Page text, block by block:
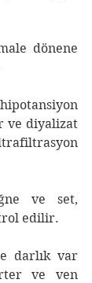
dönene
ve diyalizat
ve set,
edilir.
darlık var
ve ven